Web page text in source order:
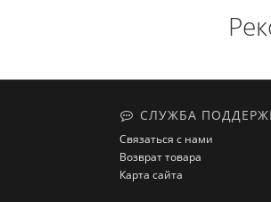
СЛУЖБА
Связаться с нами
Возврат товара
Карта сайта